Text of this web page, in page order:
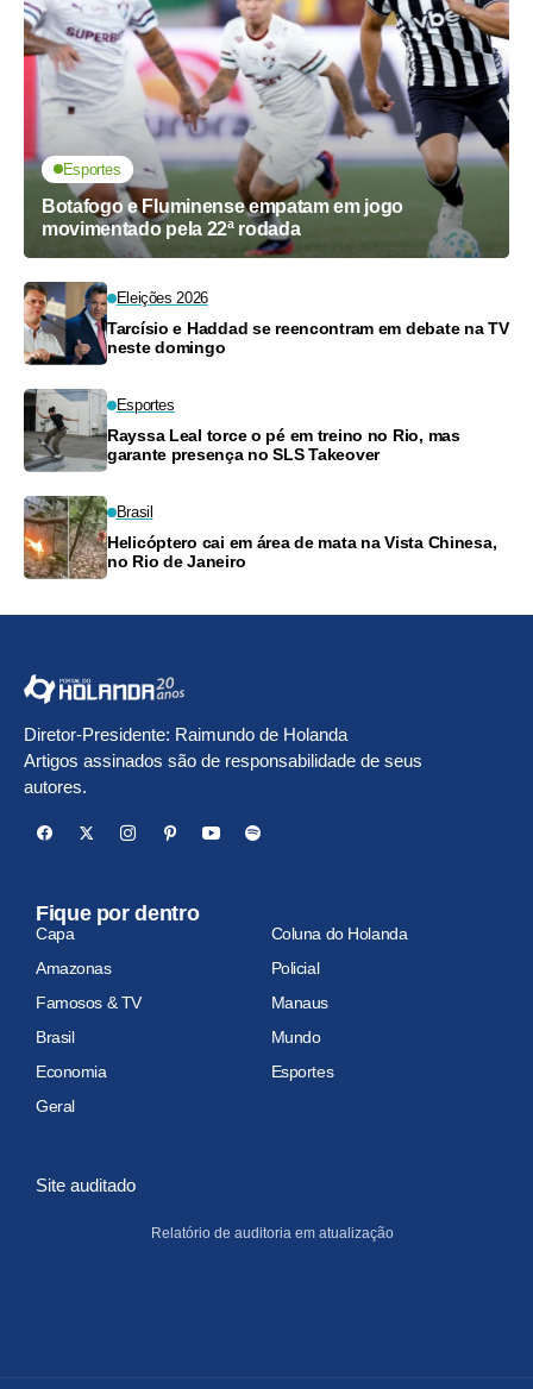
Esportes
Botafogo e Fluminense empatam em jogo
movimentado pela 22ª rodada
Eleições 2026
Tarcísio e Haddad se reencontram em debate na TV
neste domingo
Esportes
Rayssa Leal torce o pé em treino no Rio, mas
garante presença no SLS Takeover
Brasil
Helicóptero cai em área de mata na Vista Chinesa,
no Rio de Janeiro
Diretor-Presidente: Raimundo de Holanda
Artigos assinados são de responsabilidade de seus
autores.
Fique por dentro
Capa
Coluna do Holanda
Amazonas
Policial
Famosos & TV
Manaus
Brasil
Mundo
Economia
Esportes
Geral
Site auditado
Relatório de auditoria em atualização